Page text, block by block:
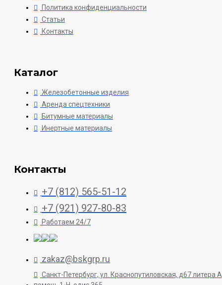
Политика конфиденциальности
Статьи
Контакты
Каталог
Железобетонные изделия
Аренда спецтехники
Битумные материалы
Инертные материалы
Контакты
+7 (812) 565-51-12
+7 (921) 927-80-83
Работаем 24/7
zakaz@bskgrp.ru
Санкт-Петербург, ул. Краснопутиловская, д67 литера